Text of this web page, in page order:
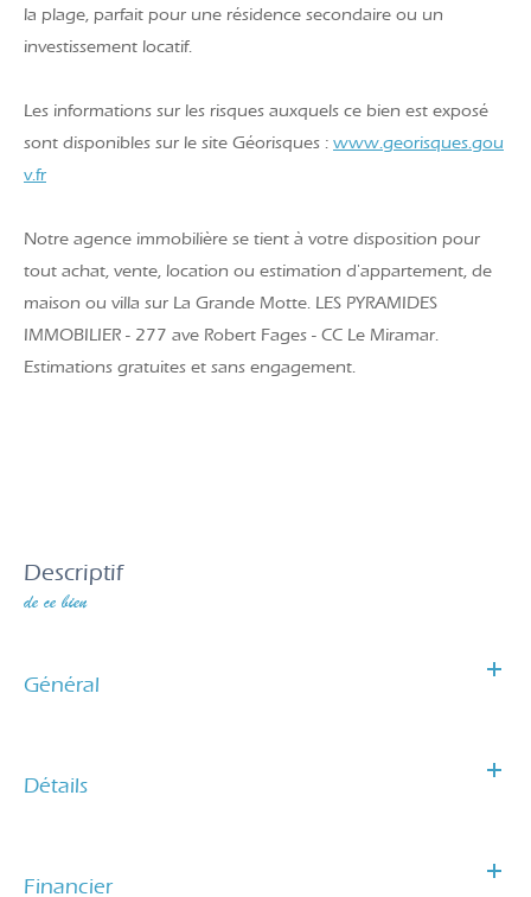
la plage, parfait pour une résidence secondaire ou un
investissement locatif.
Les informations sur les risques auxquels ce bien est exposé
sont disponibles sur le site Géorisques : www.georisques.gou
v.fr
Notre agence immobilière se tient à votre disposition pour
tout achat, vente, location ou estimation d'appartement, de
maison ou villa sur La Grande Motte. LES PYRAMIDES
IMMOBILIER - 277 ave Robert Fages - CC Le Miramar.
Estimations gratuites et sans engagement.
descriptif
de ce bien
Général
Détails
Financier